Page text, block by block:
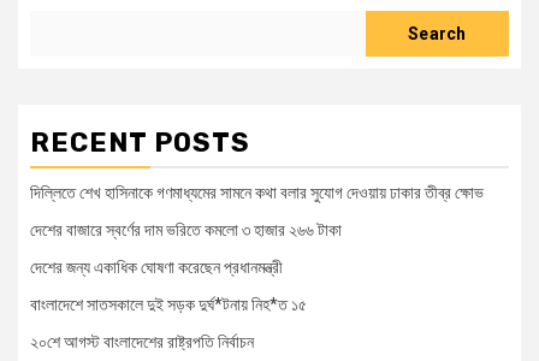
Search
RECENT POSTS
দিল্লিতে শেখ হাসিনাকে গণমাধ্যমের সামনে কথা বলার সুযোগ দেওয়ায় ঢাকার তীব্র ক্ষোভ
দেশের বাজারে স্বর্ণের দাম ভরিতে কমলো ৩ হাজার ২৬৬ টাকা
দেশের জন্য একাধিক ঘোষণা করেছেন প্রধানমন্ত্রী
বাংলাদেশে সাতসকালে দুই সড়ক দুর্ঘ*টনায় নিহ*ত ১৫
২০শে আগস্ট বাংলাদেশের রাষ্ট্রপতি নির্বাচন